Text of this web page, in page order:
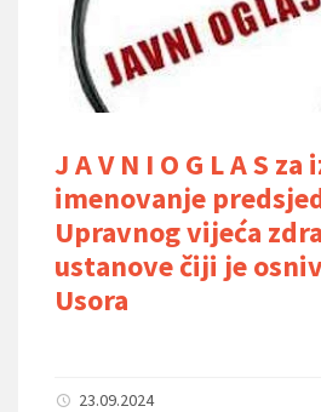
J A V N I O G L A S za
imenovanje
Upravnog vijeća
ustanove čiji je
Usora
23.09.2024